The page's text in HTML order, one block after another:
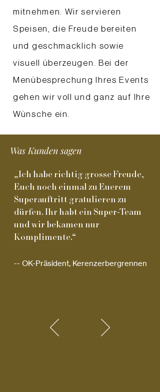
mitnehmen. Wir servieren
Speisen, die Freude bereiten
und geschmacklich sowie
visuell überzeugen. Bei der
Menübesprechung Ihres Events
gehen wir voll und ganz auf Ihre
Wünsche ein.
Was Kunden sagen
„Ich habe richtig grosse Freude,
Euch noch einmal zu Euerem
Superauftritt gratulieren zu
dürfen. Ihr habt ein Super-Team
und wir bekamen nur
Komplimente.“
-- OK-Präsident, Kerenzerbergrennen